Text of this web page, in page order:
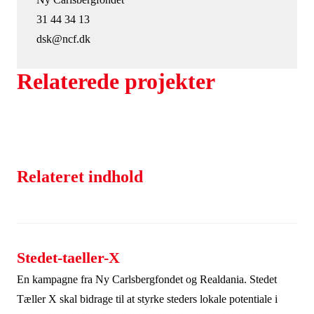
projekter i de danske landkommuner.
Realiseringsstøtte til kunst finansieres af Ny
byggede miljø finansieres af Realdania.
Danmarks Statistik og Indenrigsministeriet en
Kampagnen Stedet Tæller X er en del af Ny
Carlsbergfondets arbejde for, at landets borgere skal
31 44 34 13
dsk@ncf.dk
Relaterede projekter
Relateret indhold
Stedet-taeller-X
En kampagne fra Ny Carlsbergfondet og Realdania. Stedet
Tæller X skal bidrage til at styrke steders lokale potentiale i